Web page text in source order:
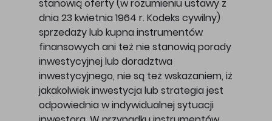
stanowią oferty (w rozumieniu ustawy z
dnia 23 kwietnia 1964 r. Kodeks cywilny)
sprzedaży lub kupna instrumentów
finansowych ani też nie stanowią porady
inwestycyjnej lub doradztwa
inwestycyjnego, nie są też wskazaniem, iż
jakakolwiek inwestycja lub strategia jest
odpowiednia w indywidualnej sytuacji